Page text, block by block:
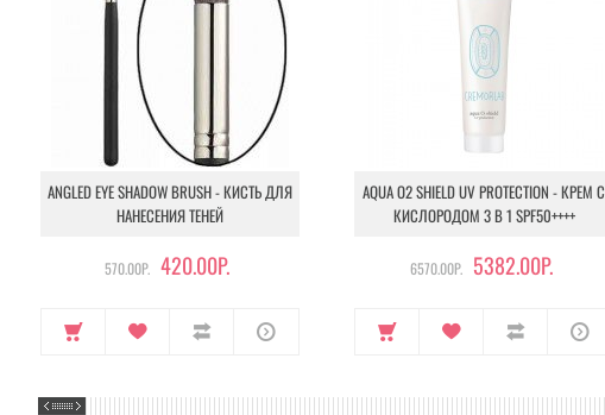
ANGLED EYE SHADOW BRUSH - КИСТЬ ДЛЯ
НАНЕСЕНИЯ ТЕНЕЙ
570.00Р. 420.00Р.
AQUA O2 SHIELD UV PROTECTION - КРЕМ С
КИСЛОРОДОМ 3 В 1 SPF50++++
6570.00Р. 5382.00Р.